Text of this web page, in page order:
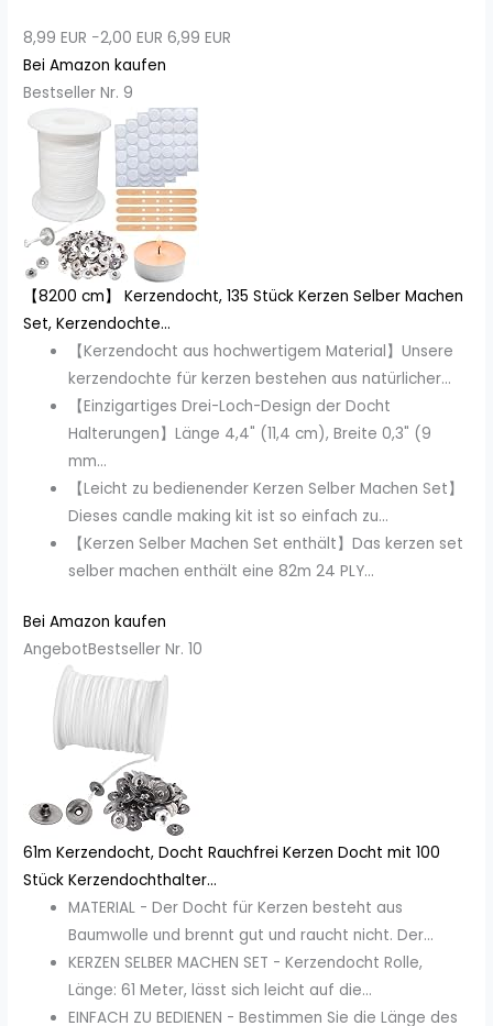
8,99 EUR −2,00 EUR 6,99 EUR
Bei Amazon kaufen
Bestseller Nr. 9
【8200 cm】 Kerzendocht, 135 Stück Kerzen Selber Machen
Set, Kerzendochte...
【Kerzendocht aus hochwertigem Material】Unsere
kerzendochte für kerzen bestehen aus natürlicher...
【Einzigartiges Drei-Loch-Design der Docht
Halterungen】Länge 4,4" (11,4 cm), Breite 0,3" (9
mm...
【Leicht zu bedienender Kerzen Selber Machen Set】
Dieses candle making kit ist so einfach zu...
【Kerzen Selber Machen Set enthält】Das kerzen set
selber machen enthält eine 82m 24 PLY...
Bei Amazon kaufen
AngebotBestseller Nr. 10
61m Kerzendocht, Docht Rauchfrei Kerzen Docht mit 100
Stück Kerzendochthalter...
MATERIAL - Der Docht für Kerzen besteht aus
Baumwolle und brennt gut und raucht nicht. Der...
KERZEN SELBER MACHEN SET - Kerzendocht Rolle,
Länge: 61 Meter, lässt sich leicht auf die...
EINFACH ZU BEDIENEN - Bestimmen Sie die Länge des